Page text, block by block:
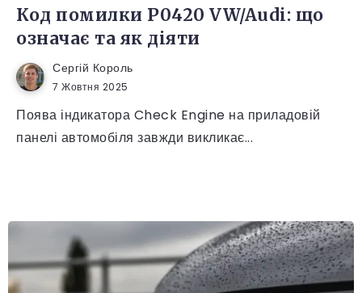
Код помилки P0420 VW/Audi: що
означає та як діяти
Сергій Король
7 Жовтня 2025
Поява індикатора Check Engine на приладовій
панелі автомобіля завжди викликає...